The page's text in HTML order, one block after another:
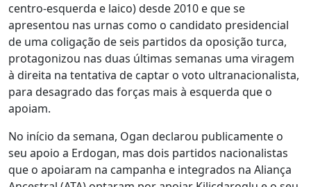
centro-esquerda e laico) desde 2010 e que se
apresentou nas urnas como o candidato presidencial
de uma coligação de seis partidos da oposição turca,
protagonizou nas duas últimas semanas uma viragem
à direita na tentativa de captar o voto ultranacionalista,
para desagrado das forças mais à esquerda que o
apoiam.
No início da semana, Ogan declarou publicamente o
seu apoio a Erdogan, mas dois partidos nacionalistas
que o apoiaram na campanha e integrados na Aliança